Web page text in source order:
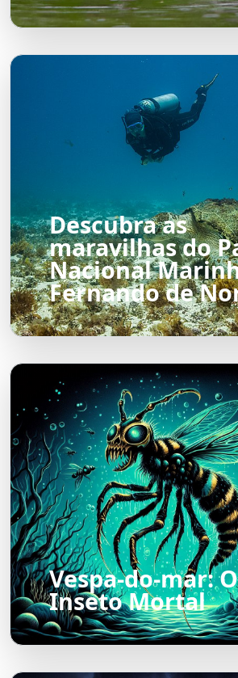
Descubra as
maravilhas do
Nacional
Fernando de
Vespa-do-mar: O
Inseto Mortal